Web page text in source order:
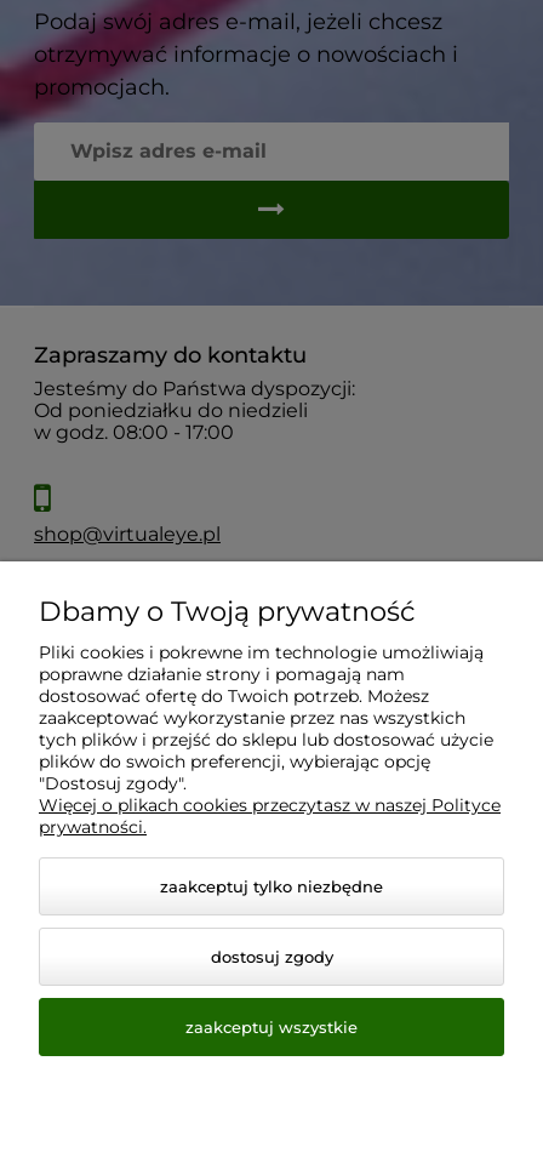
Podaj swój adres e-mail, jeżeli chcesz
otrzymywać informacje o nowościach i
promocjach.
Zapraszamy do kontaktu
Jesteśmy do Państwa dyspozycji:
Od poniedziałku do niedzieli
w godz. 08:00 - 17:00
shop@virtualeye.pl
Moje konto
Płatności i dostawa
Informacje
O nas
Dbamy o Twoją prywatność
Pliki cookies i pokrewne im technologie umożliwiają
poprawne działanie strony i pomagają nam
dostosować ofertę do Twoich potrzeb. Możesz
zaakceptować wykorzystanie przez nas wszystkich
tych plików i przejść do sklepu lub dostosować użycie
plików do swoich preferencji, wybierając opcję
"Dostosuj zgody".
Więcej o plikach cookies przeczytasz w naszej Polityce
prywatności.
zaakceptuj tylko niezbędne
dostosuj zgody
zaakceptuj wszystkie